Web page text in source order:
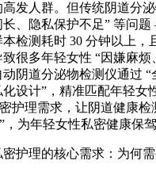
发人群。但传统阴道分
长、隐私保护不足” 等问
本检测耗时 30 分钟以上，
很多年轻女性 “因嫌麻烦
阴道分泌物检测仪通过
设计”，精准匹配年轻女
护理需求，让阴道健康检
，为年轻女性私密健康保驾
护理的核心需求：为何需